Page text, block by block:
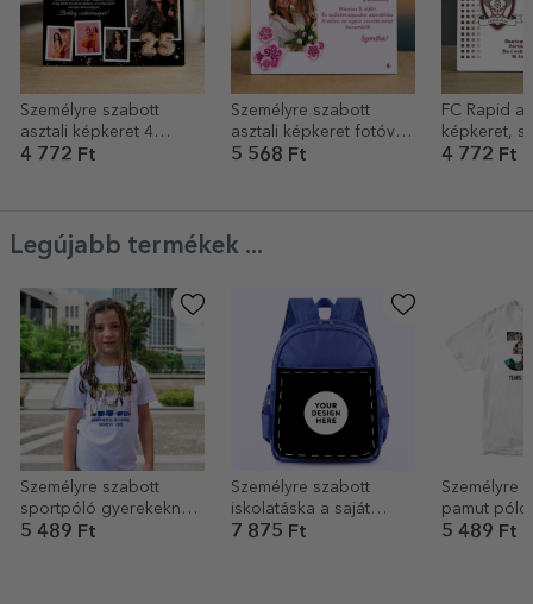
Személyre szabott
asztali képkeret 4
fotóval, névvel és
4 772 Ft
Személyre szabott
asztali képkeret fotóval
és szöveggel – március
5 568 Ft
FC Rapid
képkeret,
szabott
4 772 Ft
Legújabb termékek ...
Személyre szabott
sportpóló gyerekeknek,
fotóval és szöveggel
5 489 Ft
Személyre szabott
iskolatáska a saját
grafikáddal
7 875 Ft
Személyre
pamut
és
5 489 Ft